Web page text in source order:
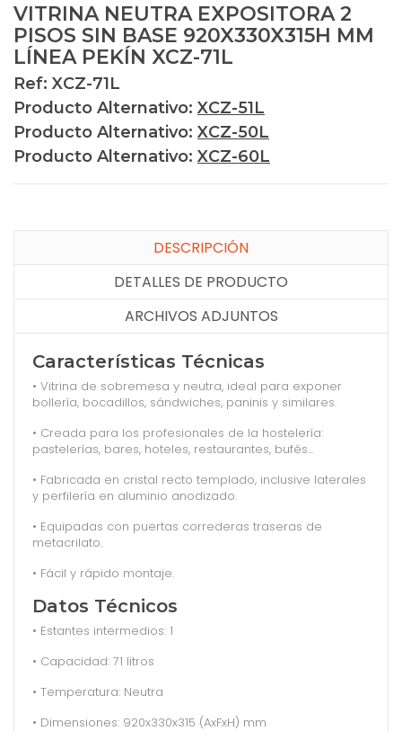
VITRINA NEUTRA EXPOSITORA 2
PISOS SIN BASE 920X330X315H MM
LÍNEA PEKÍN XCZ-71L
Ref: XCZ-71L
Producto Alternativo: XCZ-51L
Producto Alternativo: XCZ-50L
Producto Alternativo: XCZ-60L
DESCRIPCIÓN
DETALLES DE PRODUCTO
ARCHIVOS ADJUNTOS
Características Técnicas
• Vitrina de sobremesa y neutra, ideal para exponer
bollería, bocadillos, sándwiches, paninis y similares.
• Creada para los profesionales de la hostelería:
pastelerías, bares, hoteles, restaurantes, bufés...
• Fabricada en cristal recto templado, inclusive laterales
y perfilería en aluminio anodizado.
• Equipadas con puertas correderas traseras de
metacrilato.
• Fácil y rápido montaje.
Datos Técnicos
• Estantes intermedios: 1
• Capacidad: 71 litros
• Temperatura: Neutra
• Dimensiones: 920x330x315 (AxFxH) mm